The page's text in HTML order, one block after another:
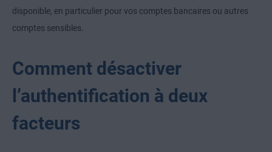
disponible, en particulier pour vos comptes bancaires ou autres
comptes sensibles.
Comment désactiver
l’authentification à deux
facteurs